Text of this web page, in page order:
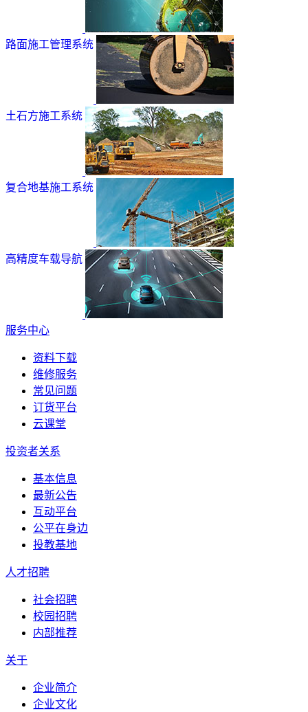
路面施工管理系统
土石方施工系统
复合地基施工系统
高精度车载导航
服务中心
资料下载
维修服务
常见问题
订货平台
云课堂
投资者关系
基本信息
最新公告
互动平台
公平在身边
投教基地
人才招聘
社会招聘
校园招聘
内部推荐
关于
企业简介
企业文化